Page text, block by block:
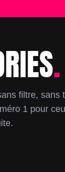
.
filtre, sans
1 pour